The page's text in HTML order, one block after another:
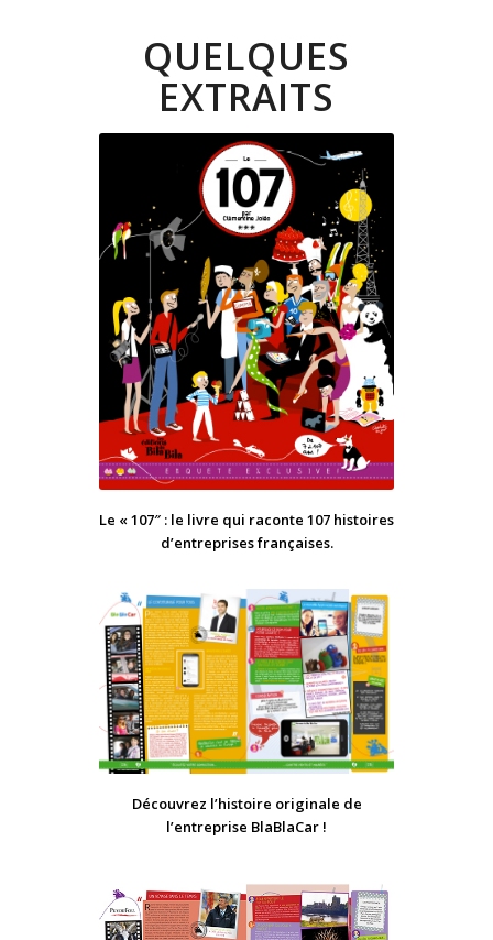
QUELQUES
EXTRAITS
Le « 107″ : le livre qui raconte 107 histoires
d’entreprises françaises.
Découvrez l’histoire originale de
l’entreprise BlaBlaCar !